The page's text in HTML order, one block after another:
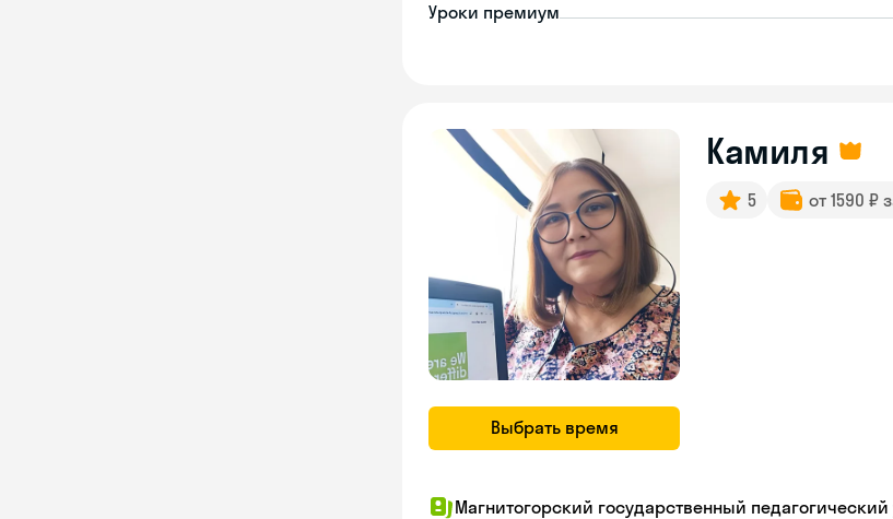
Уроки премиум
Выбрать время
Камиля
5 от 1590 ₽
Магнитогорский государственный